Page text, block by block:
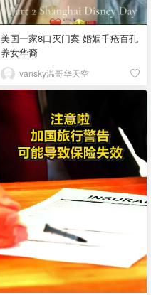
美国一家8口灭门案 婚姻千疮百孔
养女华裔
vansky温哥华天空